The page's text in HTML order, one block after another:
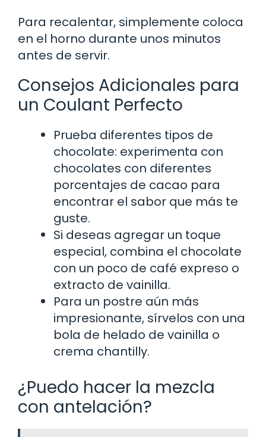
Para recalentar, simplemente coloca
en el horno durante unos minutos
antes de servir.
Consejos Adicionales para
un Coulant Perfecto
Prueba diferentes tipos de
chocolate: experimenta con
chocolates con diferentes
porcentajes de cacao para
encontrar el sabor que más te
guste.
Si deseas agregar un toque
especial, combina el chocolate
con un poco de café expreso o
extracto de vainilla.
Para un postre aún más
impresionante, sírvelos con una
bola de helado de vainilla o
crema chantilly.
¿Puedo hacer la mezcla
con antelación?